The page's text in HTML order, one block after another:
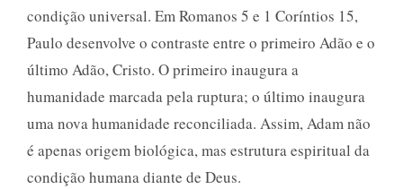
condição universal. Em Romanos 5 e 1 Coríntios 15,
Paulo desenvolve o contraste entre o primeiro Adão e o
último Adão, Cristo. O primeiro inaugura a
humanidade marcada pela ruptura; o último inaugura
uma nova humanidade reconciliada. Assim, Adam não
é apenas origem biológica, mas estrutura espiritual da
condição humana diante de Deus.